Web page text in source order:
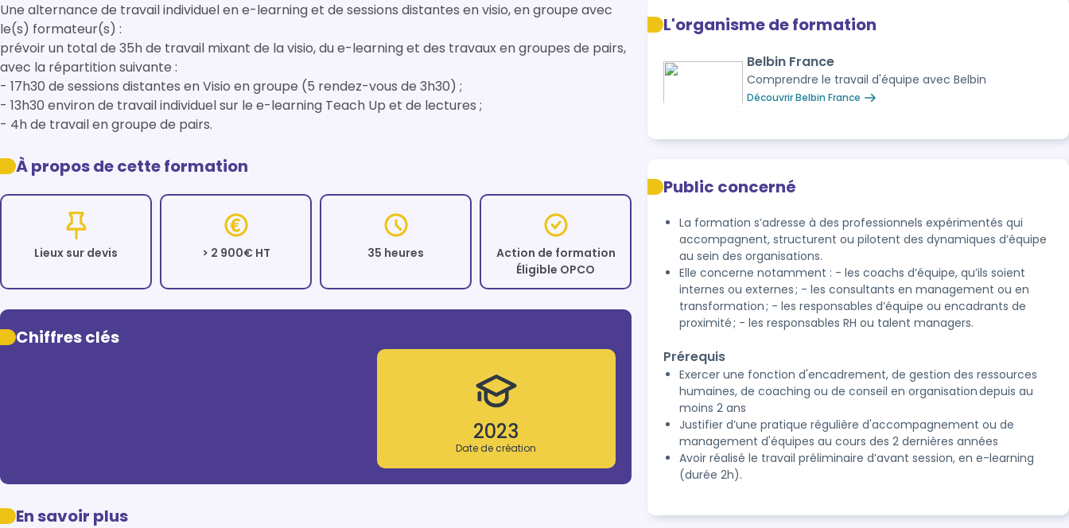
Une alternance de travail individuel en e-learning et de sessions distantes en visio, en groupe avec
le(s) formateur(s) :
prévoir un total de 35h de travail mixant de la visio, du e-learning et des travaux en groupes de pairs,
avec la répartition suivante :
- 17h30 de sessions distantes en Visio en groupe (5 rendez-vous de 3h30) ;
- 13h30 environ de travail individuel sur le e-learning Teach Up et de lectures ;
- 4h de travail en groupe de pairs.
À propos de cette formation
Lieux sur devis > 2 900€ HT 35 heures
Action de formation
Éligible OPCO
Chiffres clés
2023
Date de création
En savoir plus
L'organisme de formation
Belbin France
Comprendre le travail d'équipe avec Belbin
Découvrir Belbin France
Public concerné
La formation s’adresse à des professionnels expérimentés qui
accompagnent, structurent ou pilotent des dynamiques d’équipe
au sein des organisations.
Elle concerne notamment : - les coachs d’équipe, qu’ils soient
internes ou externes ; - les consultants en management ou en
transformation ; - les responsables d’équipe ou encadrants de
proximité ; - les responsables RH ou talent managers.
Prérequis
Exercer une fonction d'encadrement, de gestion des ressources
humaines, de coaching ou de conseil en organisation depuis au
moins 2 ans
Justifier d’une pratique régulière d'accompagnement ou de
management d'équipes au cours des 2 dernières années
Avoir réalisé le travail préliminaire d’avant session, en e-learning
(durée 2h).